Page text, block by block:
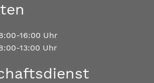
16:00 Uhr
13:00 Uhr